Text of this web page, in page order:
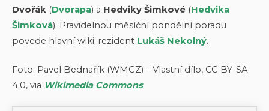
Dvořák (Dvorapa) a Hedviky Šimkové (Hedvika
Šimková). Pravidelnou měsíční pondělní poradu
povede hlavní wiki-rezident Lukáš Nekolný.
Foto: Pavel Bednařík (WMCZ) – Vlastní dílo, CC BY-SA
4.0, via Wikimedia Commons